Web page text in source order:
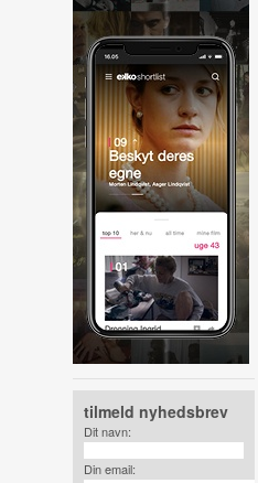
tilmeld nyhedsbrev
Dit navn:
Din email: